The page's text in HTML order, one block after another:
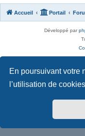
En poursuivant votre
l’utilisation de
Accueil Portail
Développé par